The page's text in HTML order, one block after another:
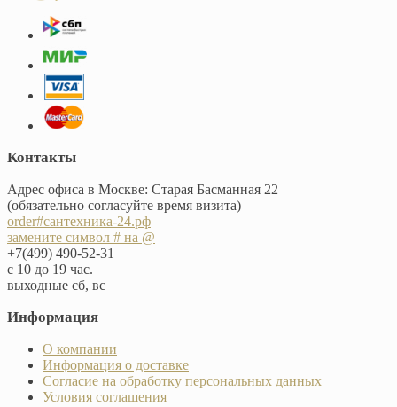
Контакты
Адрес офиса в Москве: Старая Басманная 22
(обязательно согласуйте время визита)
order#сантехника-24.рф
замените символ # на @
+7(499) 490-52-31
с 10 до 19 час.
выходные сб, вс
Информация
О компании
Информация о доставке
Согласие на обработку персональных данных
Условия соглашения